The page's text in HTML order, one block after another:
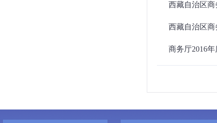
西藏自治区商
西藏自治区商
商务厅2016